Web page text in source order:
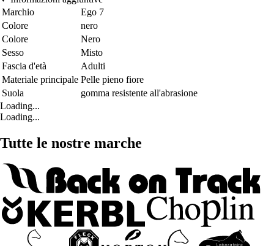
Marchio
Ego 7
Colore
nero
Colore
Nero
Sesso
Misto
Fascia d'età
Adulti
Materiale principale Pelle pieno fiore
Suola
gomma resistente all'abrasione
Loading...
Loading...
Tutte le nostre marche